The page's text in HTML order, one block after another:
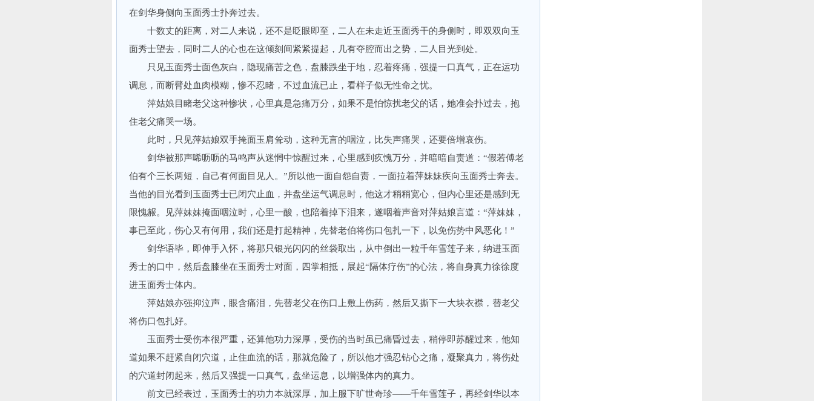
在剑华身侧向玉面秀士扑奔过去。
十数丈的距离，对二人来说，还不是眨眼即至，二人在未走近玉面秀干的身侧时，即双双向玉
面秀士望去，同时二人的心也在这倾刻间紧紧提起，几有夺腔而出之势，二人目光到处。
只见玉面秀士面色灰白，隐现痛苦之色，盘膝跌坐于地，忍着疼痛，强提一口真气，正在运功
调息，而断臂处血肉模糊，惨不忍睹，不过血流已止，看样子似无性命之忧。
萍姑娘目睹老父这种惨状，心里真是急痛万分，如果不是怕惊扰老父的话，她准会扑过去，抱
住老父痛哭一场。
此时，只见萍姑娘双手掩面玉肩耸动，这种无言的咽泣，比失声痛哭，还要倍增哀伤。
剑华被那声唏呖呖的马鸣声从迷惘中惊醒过来，心里感到疚愧万分，并暗暗自责道：“假若傅老
伯有个三长两短，自己有何面目见人。”所以他一面自怨自责，一面拉着萍妹妹疾向玉面秀士奔去。
当他的目光看到玉面秀士已闭穴止血，并盘坐运气调息时，他这才稍稍宽心，但内心里还是感到无
限愧赧。见萍妹妹掩面咽泣时，心里一酸，也陪着掉下泪来，遂咽着声音对萍姑娘言道：“萍妹妹，
事已至此，伤心又有何用，我们还是打起精神，先替老伯将伤口包扎一下，以免伤势中风恶化！”
剑华语毕，即伸手入怀，将那只银光闪闪的丝袋取出，从中倒出一粒千年雪莲子来，纳进玉面
秀士的口中，然后盘膝坐在玉面秀士对面，四掌相抵，展起“隔体疗伤”的心法，将自身真力徐徐度
进玉面秀士体内。
萍姑娘亦强抑泣声，眼含痛泪，先替老父在伤口上敷上伤药，然后又撕下一大块衣襟，替老父
将伤口包扎好。
玉面秀士受伤本很严重，还算他功力深厚，受伤的当时虽已痛昏过去，稍停即苏醒过来，他知
道如果不赶紧自闭穴道，止住血流的话，那就危险了，所以他才强忍钻心之痛，凝聚真力，将伤处
的穴道封闭起来，然后又强提一口真气，盘坐运息，以增强体内的真力。
前文已经表过，玉面秀士的功力本就深厚，加上服下旷世奇珍——千年雪莲子，再经剑华以本